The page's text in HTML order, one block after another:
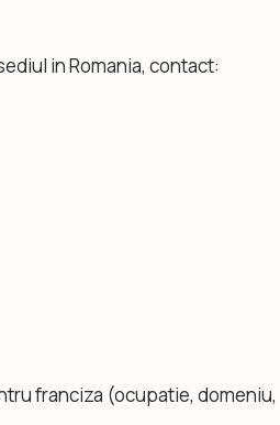
in Romania, contact:
franciza (ocupatie, domeniu,